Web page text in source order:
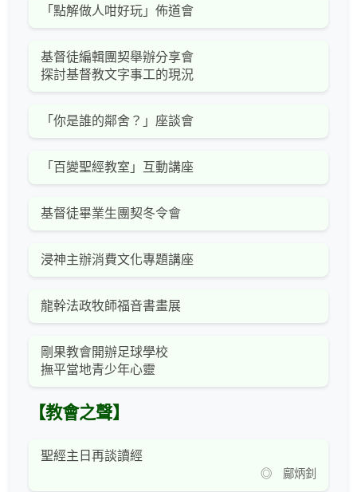
「點解做人咁好玩」佈道會
基督徒編輯團契舉辦分享會
探討基督教文字事工的現況
「你是誰的鄰舍？」座談會
「百變聖經教室」互動講座
基督徒畢業生團契冬令會
浸神主辦消費文化專題講座
龍幹法政牧師福音書畫展
剛果教會開辦足球學校
撫平當地青少年心靈
【教會之聲】
聖經主日再談讀經
◎ 鄺炳釗